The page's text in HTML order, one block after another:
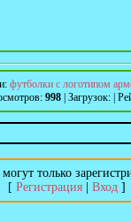
: футболки с логотипом
: 998 Загрузок:
только
[ Регистрация| Вход]